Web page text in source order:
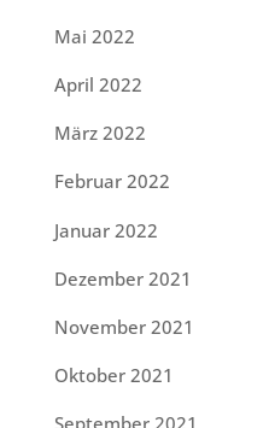
Mai 2022
April 2022
März 2022
Februar 2022
Januar 2022
Dezember 2021
November 2021
Oktober 2021